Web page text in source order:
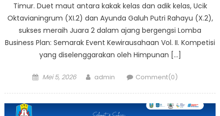
Timur. Duet maut antara kakak kelas dan adik kelas, Ucik
Oktavianingrum (XI.2) dan Ayunda Galuh Putri Rahayu (X.2),
sukses meraih Juara 2 dalam ajang bergengsi Lomba
Business Plan: Semarak Event Kewirausahaan Vol. II. Kompetisi
yang diselenggarakan oleh Himpunan […]
Posted
Mei 5, 2026 Author
admin Comment(0)